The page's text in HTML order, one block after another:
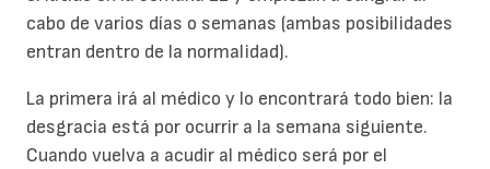
cabo de varios días o semanas (ambas posibilidades
entran dentro de la normalidad).
La primera irá al médico y lo encontrará todo bien: la
desgracia está por ocurrir a la semana siguiente.
Cuando vuelva a acudir al médico será por el